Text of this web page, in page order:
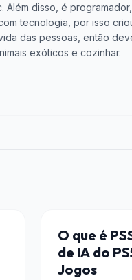
disso, é
tecnologia, por isso
das pessoas, então
exóticos e cozinhar.
HARDWARE
O que é
de IA do
Jogos